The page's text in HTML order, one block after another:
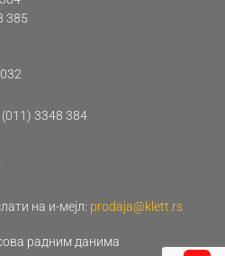
385
(011) 3348 384
на и-мејл: prodaja@klett.rs
радним данима